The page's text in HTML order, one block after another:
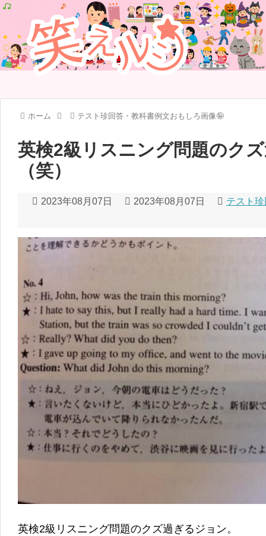
ホーム テスト珍回答・教科書例文おもしろ画像🤪
英検2級リスニング問題のク
（笑）
2023年08月07日 2023年08月07日 テスト
英検2級リスニング問題のクズ過ぎるジョン。